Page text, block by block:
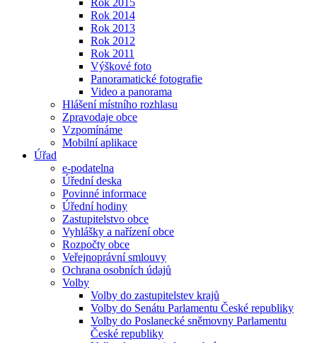
Rok 2015
Rok 2014
Rok 2013
Rok 2012
Rok 2011
Výškové foto
Panoramatické fotografie
Video a panorama
Hlášení místního rozhlasu
Zpravodaje obce
Vzpomínáme
Mobilní aplikace
Úřad
e-podatelna
Úřední deska
Povinné informace
Úřední hodiny
Zastupitelstvo obce
Vyhlášky a nařízení obce
Rozpočty obce
Veřejnoprávní smlouvy
Ochrana osobních údajů
Volby
Volby do zastupitelstev krajů
Volby do Senátu Parlamentu České republiky
Volby do Poslanecké sněmovny Parlamentu
České republiky